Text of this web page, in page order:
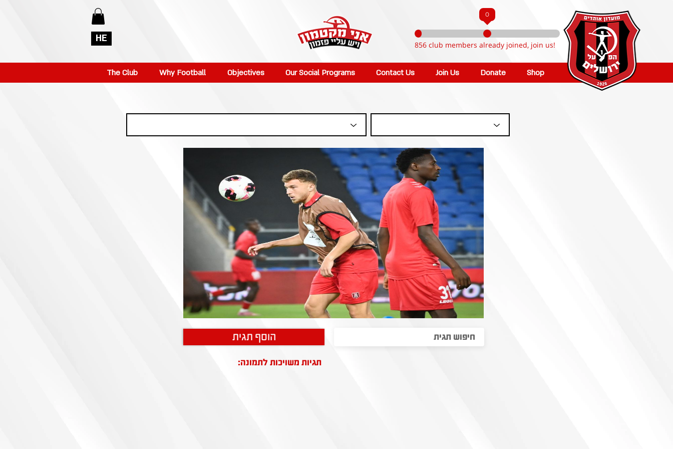
HE
0
856 club members already joined, join us!
The Club Why Football Objectives Our Social Programs Contact Us Join Us Donate Shop
הוסף תגית
תגיות משויכות לתמונה: